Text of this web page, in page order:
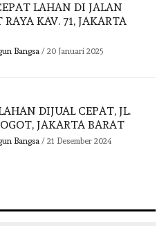
LAHAN DI JALAN
KAV. 71, JAKARTA
Bangsa/ 20 Januari 2025
DIJUAL CEPAT, JL.
JAKARTA BARAT
Bangsa/ 21 Desember 2024